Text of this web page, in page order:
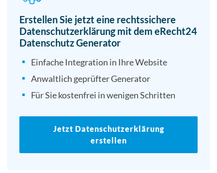
Erstellen Sie jetzt eine rechtssichere
Datenschutzerklärung mit dem eRecht24
Datenschutz Generator
Einfache Integration in Ihre Website
Anwaltlich geprüfter Generator
Für Sie kostenfrei in wenigen Schritten
Jetzt Datenschutzerklärung
erstellen